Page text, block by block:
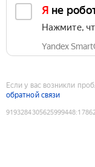
Я не
Нажмите,
Yandex
Если у вас возникли
обратной связи
9193284305625999448: